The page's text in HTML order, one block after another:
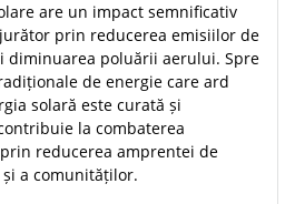
are un impact semnificativ
prin reducerea emisiilor de
diminuarea poluării aerului. Spre
de energie care ard
solară este curată și
la combaterea
reducerea amprentei de
a comunităților.